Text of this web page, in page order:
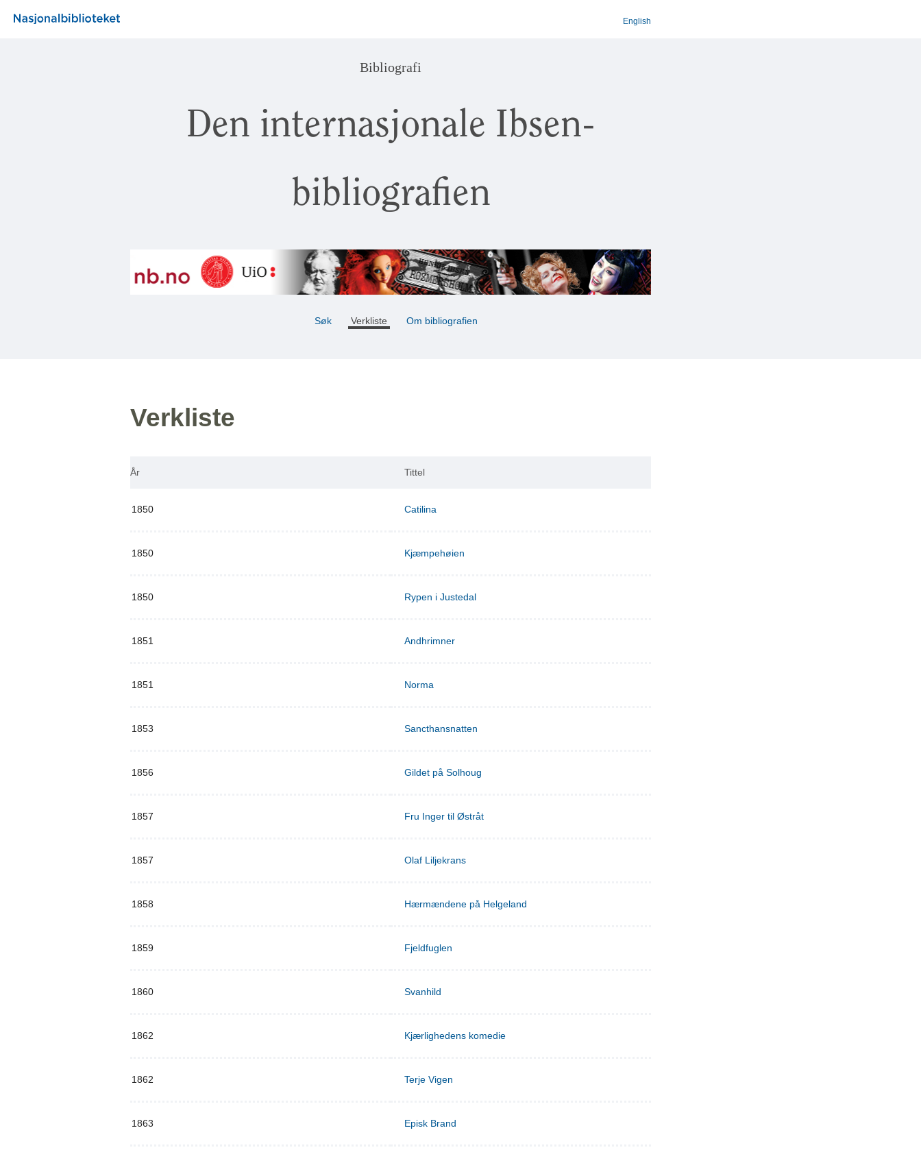
English
Bibliografi
Den internasjonale Ibsen-
bibliografien
Søk Verkliste Om bibliografien
Verkliste
År Tittel
1850 Catilina
1850 Kjæmpehøien
1850 Rypen i Justedal
1851 Andhrimner
1851 Norma
1853 Sancthansnatten
1856 Gildet på Solhoug
1857 Fru Inger til Østråt
1857 Olaf Liljekrans
1858 Hærmændene på Helgeland
1859 Fjeldfuglen
1860 Svanhild
1862 Kjærlighedens komedie
1862 Terje Vigen
1863 Episk Brand